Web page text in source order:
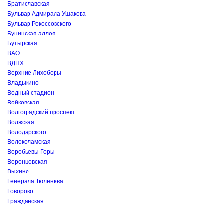
Братиславская
Бульвар Адмирала Ушакова
Бульвар Рокоссовского
Бунинская аллея
Бутырская
ВАО
ВДНХ
Верхние Лихоборы
Владыкино
Водный стадион
Войковская
Волгоградский проспект
Волжская
Володарского
Волоколамская
Воробьевы Горы
Воронцовская
Выхино
Генерала Тюленева
Говорово
Гражданская